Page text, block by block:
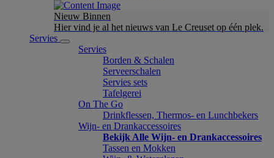
Nieuw Binnen
Hier vind je al het nieuws van Le Creuset op één plek.
Servies
Servies
Borden & Schalen
Serveerschalen
Servies sets
Tafelgerei
On The Go
Drinkflessen, Thermos- en Lunchbekers
Wijn- en Drankaccessoires
Bekijk Alle Wijn- en Drankaccessoires
Tassen en Mokken